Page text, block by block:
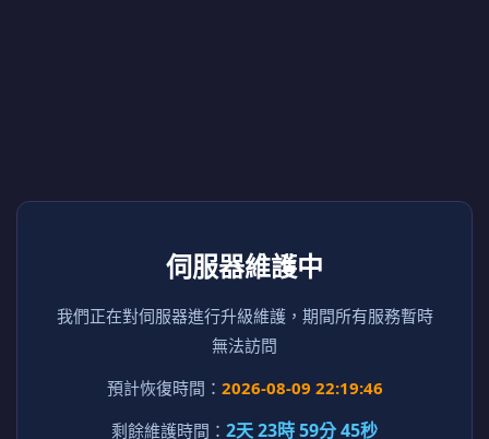
伺服器維護中
我們正在對伺服器進行升級維護，期間所有服務暫時
無法訪問
預計恢復時間： 2026-08-09 22:19:46
剩餘維護時間： 2天 23時 59分 45秒